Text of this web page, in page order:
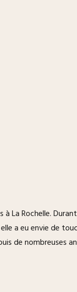
à La Rochelle.
a eu envie de
de nombreuses